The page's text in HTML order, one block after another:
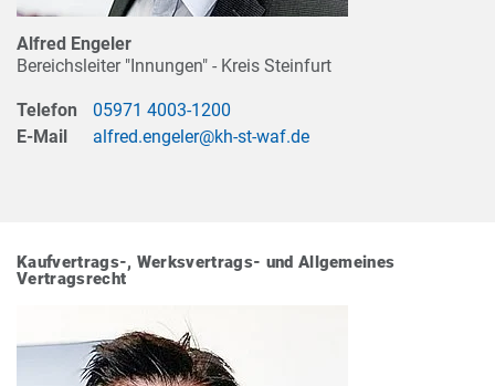
Alfred Engeler
Bereichsleiter "Innungen" - Kreis Steinfurt
Telefon
05971 4003-1200
E-Mail
alfred.engeler@kh-st-waf.de
Kaufvertrags-, Werksvertrags- und Allgemeines
Vertragsrecht